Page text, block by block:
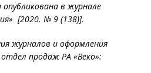
в журнале
[2020. № 9 (138)].
журналов и оформления
продаж РА «Веко»: